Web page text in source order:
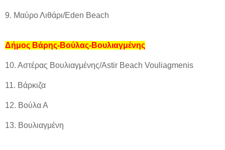
9. Μαύρο Λιθάρι/Eden Beach
Δήμος Βάρης-Βούλας-Βουλιαγμένης
10. Αστέρας Βουλιαγμένης/Astir Beach Vouliagmenis
11. Βάρκιζα
12. Βούλα Α
13. Βουλιαγμένη